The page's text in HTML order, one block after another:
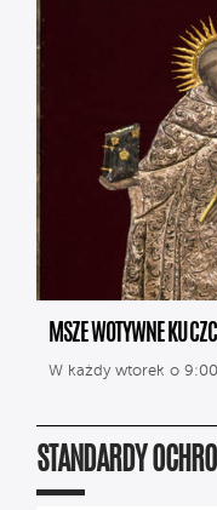
MSZE WOTYWNE KU
W każdy wtorek o
STANDARDY